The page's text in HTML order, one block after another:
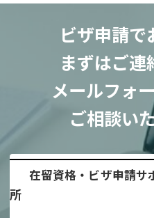
ビザ申請
まずはご連
メールフォ
ご相談い
在留資格・ビザ申請サ
所